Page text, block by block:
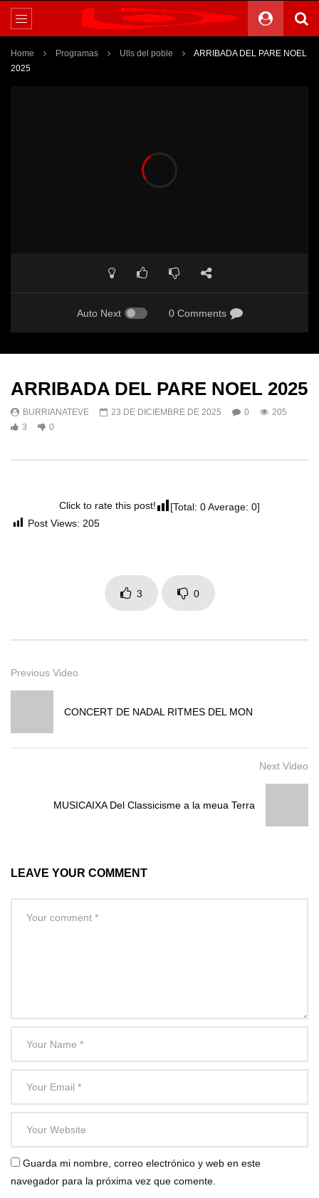
Home Programas Ulls del poble
ARRIBADA DEL PARE NOEL
2025
Auto Next 0 Comments
ARRIBADA DEL PARE NOEL 2025
BURRIANATEVE 23 DE DICIEMBRE DE 2025 0
205
3
0
Click to rate this post! [Total: 0Average: 0]
Post Views: 205
3 0
Previous Video
CONCERT DE NADAL RITMES DEL MON
Next Video
MUSICAIXA Del Classicisme a la meua Terra
LEAVE YOUR COMMENT
Guarda mi nombre, correo electrónico y web en este
navegador para la próxima vez que comente.